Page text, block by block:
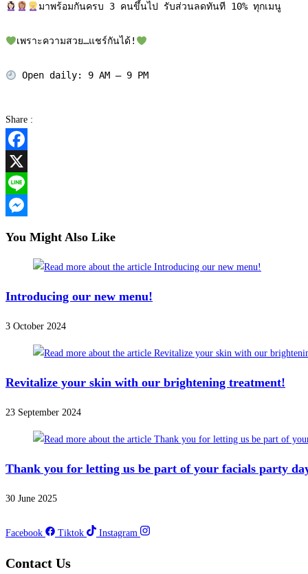
มาพร้อมกันครบ 3 คนขึ้นไป รับส่วนลดทันที 10% ทุกเมนู
เพราะความสวย…แชร์กันได้!
Open daily: 9 AM – 9 PM
Share :
Facebook
X
Line
You Might Also Like
Introducing our new menu!
3 October 2024
Revitalize your skin with our brightening treatment!
23 September 2024
Thank you for letting us be part of your facials party
30 June 2025
Facebook Tiktok Instagram
Contact Us